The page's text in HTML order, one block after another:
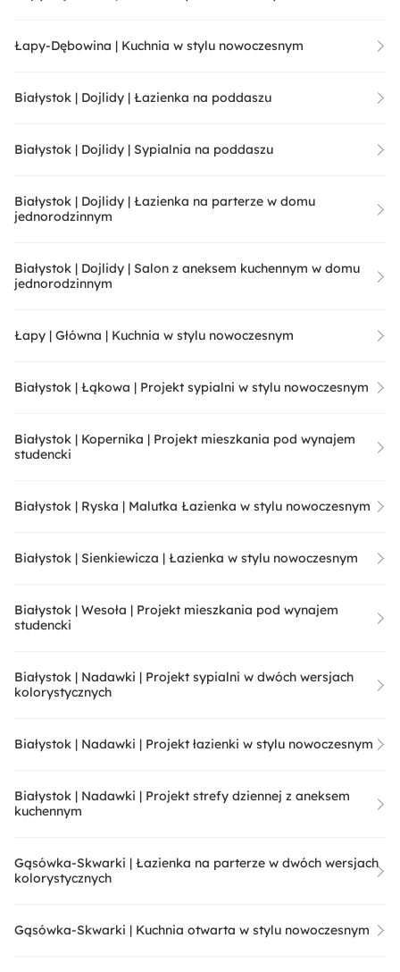
Łapy-Dębowina | Kuchnia w stylu nowoczesnym
Białystok | Dojlidy | Łazienka na poddaszu
Białystok | Dojlidy | Sypialnia na poddaszu
Białystok | Dojlidy | Łazienka na parterze w domu
jednorodzinnym
Białystok | Dojlidy | Salon z aneksem kuchennym w domu
jednorodzinnym
Łapy | Główna | Kuchnia w stylu nowoczesnym
Białystok | Łąkowa | Projekt sypialni w stylu nowoczesnym
Białystok | Kopernika | Projekt mieszkania pod wynajem
studencki
Białystok | Ryska | Malutka Łazienka w stylu nowoczesnym
Białystok | Sienkiewicza | Łazienka w stylu nowoczesnym
Białystok | Wesoła | Projekt mieszkania pod wynajem
studencki
Białystok | Nadawki | Projekt sypialni w dwóch wersjach
kolorystycznych
Białystok | Nadawki | Projekt łazienki w stylu nowoczesnym
Białystok | Nadawki | Projekt strefy dziennej z aneksem
kuchennym
Gąsówka-Skwarki | Łazienka na parterze w dwóch wersjach
kolorystycznych
Gąsówka-Skwarki | Kuchnia otwarta w stylu nowoczesnym